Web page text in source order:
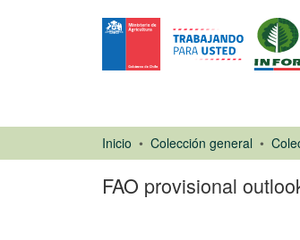
Inicio Colección general
FAO provisional